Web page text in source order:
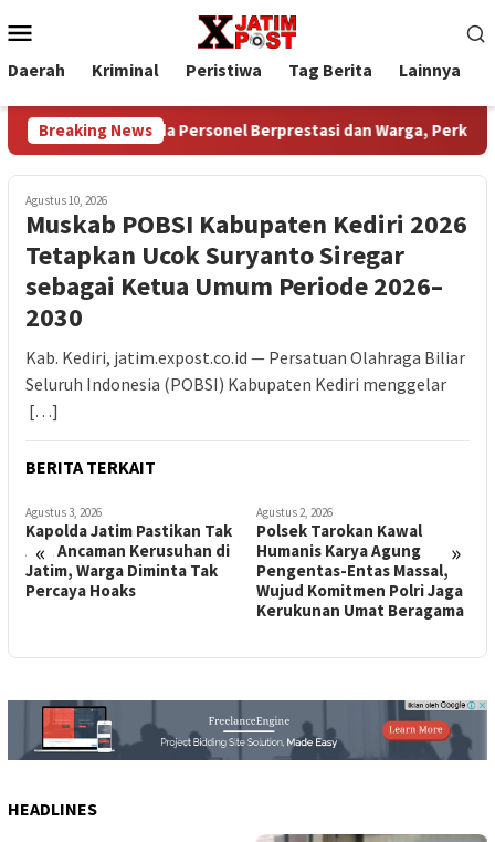
ke
kontenMobile
Daerah Kriminal Peristiwa Tag Berita Lainnya
Breaking News
Reward kepada Personel Berprestasi dan Warga, Perkuat
Agustus 10, 2026
Muskab POBSI Kabupaten Kediri 2026
Tetapkan Ucok Suryanto Siregar
sebagai Ketua Umum Periode 2026–
2030
Kab. Kediri, jatim.expost.co.id — Persatuan Olahraga Biliar
Seluruh Indonesia (POBSI) Kabupaten Kediri menggelar
[…]
BERITA TERKAIT
« »
Agustus 3, 2026
Kapolda Jatim Pastikan Tak
Ada Ancaman Kerusuhan di
Jatim, Warga Diminta Tak
Percaya Hoaks
Agustus 2, 2026
Polsek Tarokan Kawal
Humanis Karya Agung
Pengentas-Entas Massal,
Wujud Komitmen Polri Jaga
Kerukunan Umat Beragama
HEADLINES